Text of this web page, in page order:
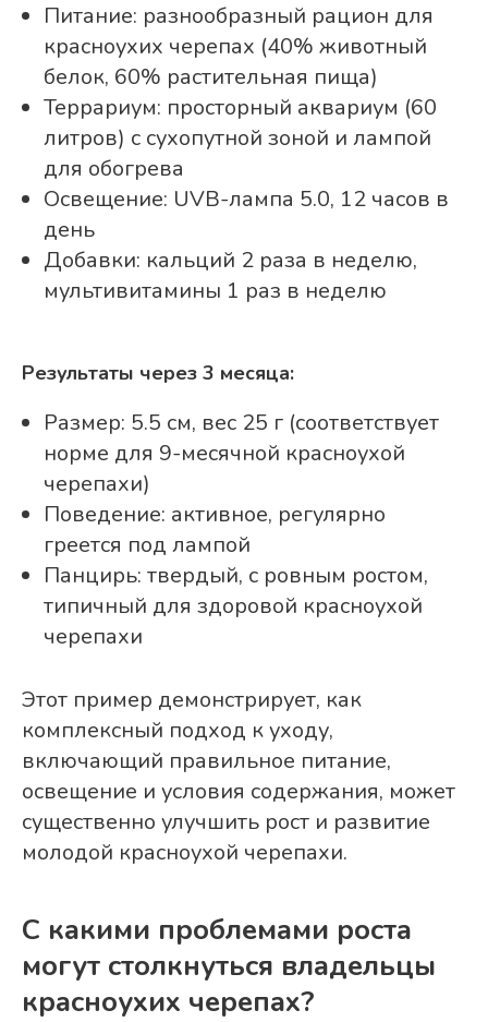
Питание: разнообразный рацион для
красноухих черепах (40% животный
белок, 60% растительная пища)
Террариум: просторный аквариум (60
литров) с сухопутной зоной и лампой
для обогрева
Освещение: UVB-лампа 5.0, 12 часов в
день
Добавки: кальций 2 раза в неделю,
мультивитамины 1 раз в неделю
Результаты через 3 месяца:
Размер: 5.5 см, вес 25 г (соответствует
норме для 9-месячной красноухой
черепахи)
Поведение: активное, регулярно
греется под лампой
Панцирь: твердый, с ровным ростом,
типичный для здоровой красноухой
черепахи
Этот пример демонстрирует, как
комплексный подход к уходу,
включающий правильное питание,
освещение и условия содержания, может
существенно улучшить рост и развитие
молодой красноухой черепахи.
С какими проблемами роста
могут столкнуться владельцы
красноухих черепах?